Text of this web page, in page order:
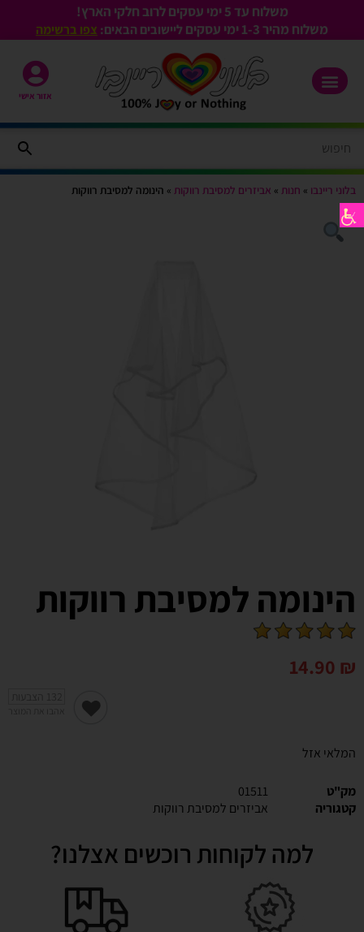
משלוח עד 5 ימי עסקים לרוב חלקי הארץ!
משלוח מהיר 1-3
ימי עסקים ליישובים הבאים: צפו ברשימה
אזור אישי
בלוני ריינבו » חנות » אביזרים למסיבת רווקות » הינומה למסיבת רווקות
הינומה למסיבת רווקות
14.90 ₪
המלאי אזל
מק"ט
01511
קטגוריה
אביזרים למסיבת רווקות
למה לקוחות רוכשים אצלנו?